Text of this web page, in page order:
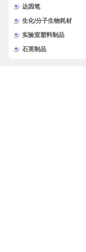
达因笔
生化/分子生物耗材
实验室塑料制品
石英制品